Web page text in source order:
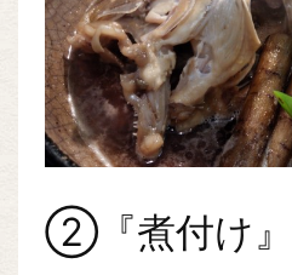
②『煮付け』